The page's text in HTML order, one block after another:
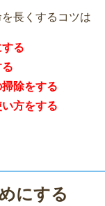
長くするコツは
る
除をする
方をする
にする